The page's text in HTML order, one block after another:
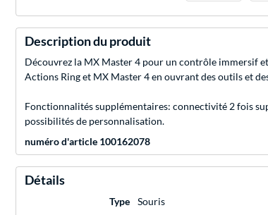
Description du produit
Découvrez la MX Master 4 pour un contrôle immersif
Actions Ring et MX Master 4 en ouvrant des outils et
Fonctionnalités supplémentaires: connectivité 2 fois
possibilités de personnalisation.
numéro d'article 100162078
Détails
Type
Souris